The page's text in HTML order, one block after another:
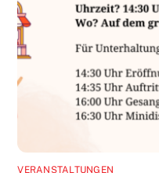
VERANSTALTUNGEN